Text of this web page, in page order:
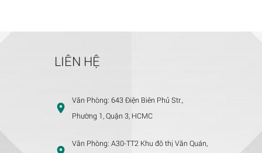
LIÊN HỆ
Văn Phòng: 643 Điện Biên Phủ Str.,
Phường 1, Quận 3, HCMC
Văn Phòng: A30-TT2 Khu đô thị Văn Quán,